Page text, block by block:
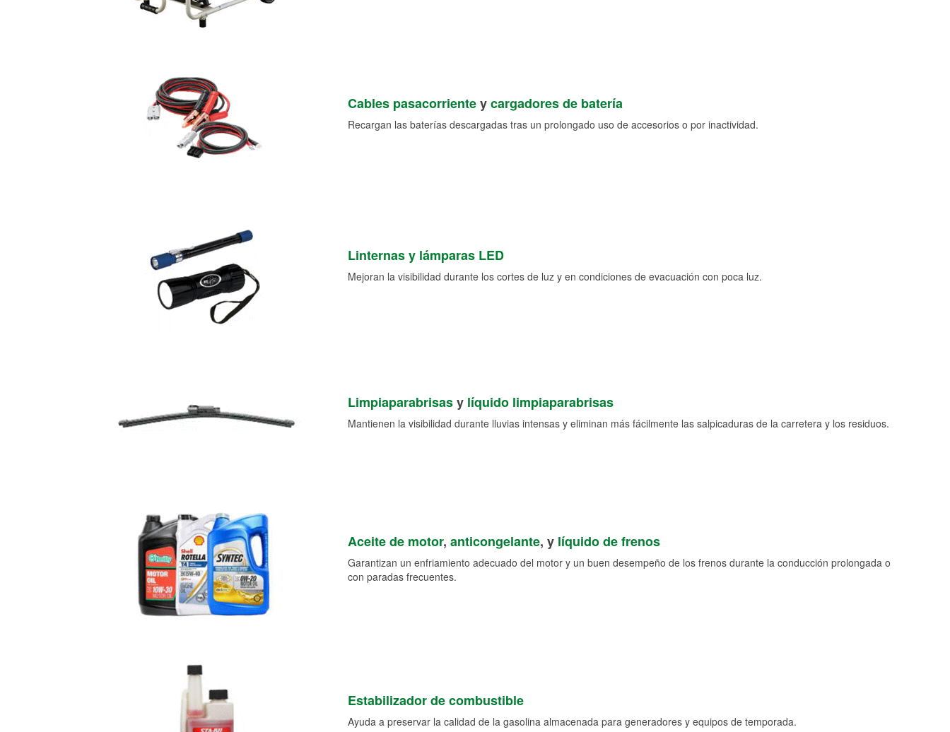
Cables pasacorrienteycargadores de batería
Recargan las baterías descargadas tras un prolongado uso de accesorios o por inactividad.
Linternas y lámparas LED
Mejoran la visibilidad durante los cortes de luz y en condiciones de evacuación con poca luz.
Limpiaparabrisasy líquido limpiaparabrisas
Mantienen la visibilidad durante lluvias intensas y eliminan más fácilmente las salpicaduras de la carretera y los residuos.
Aceite de motor, anticongelante, y líquido de frenos
Garantizan un enfriamiento adecuado del motor y un buen desempeño de los frenos durante la conducción prolongada o
con paradas frecuentes.
Estabilizador de combustible
Ayuda a preservar la calidad de la gasolina almacenada para generadores y equipos de temporada.